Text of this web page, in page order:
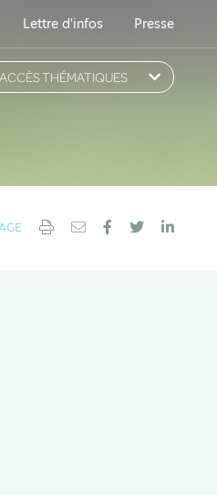
Lettre d'infos Presse
ACCÈS THÉMATIQUES